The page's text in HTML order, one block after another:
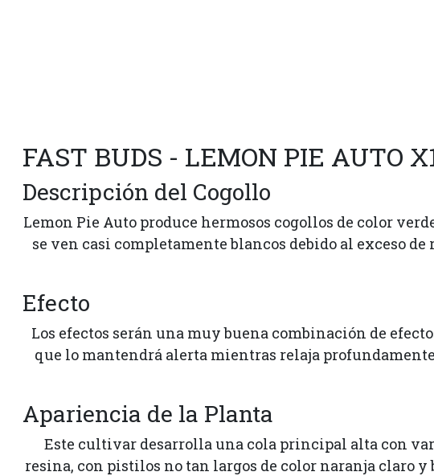
FAST BUDS - LEMON PIE AUTO
Descripción del Cogollo
Lemon Pie Auto produce hermosos cogollos de color
se ven casi completamente blancos debido al exceso
Efecto
Los efectos serán una muy buena combinación de
que lo mantendrá alerta mientras relaja
Apariencia de la Planta
Este cultivar desarrolla una cola principal alta con
resina, con pistilos no tan largos de color naranja claro